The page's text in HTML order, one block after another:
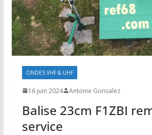
ONDES VHF & UHF
16 juin 2024 Antoine Gonsalez
Balise 23cm F1ZBI
service